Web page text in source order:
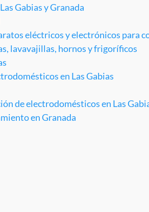
Gabias y Granada
eléctricos y electrónicos para
lavavajillas, hornos y frigoríficos
en Las Gabias
de electrodomésticos en Las
en Granada